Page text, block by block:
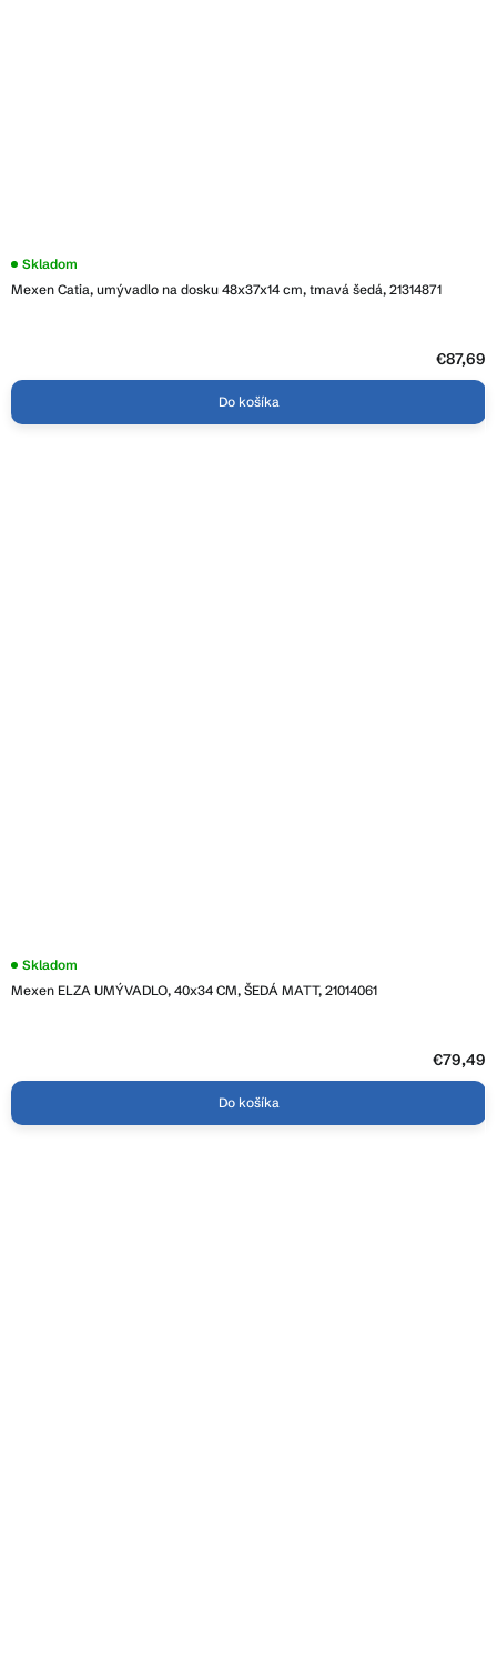
Mexen Catia, umývadlo na dosku 48x37x14 cm, tmavá šedá, 21314871
Skladom
€87,69
Do košíka
Mexen ELZA UMÝVADLO, 40x34 CM, ŠEDÁ MATT, 21014061
Skladom
€79,49
Do košíka